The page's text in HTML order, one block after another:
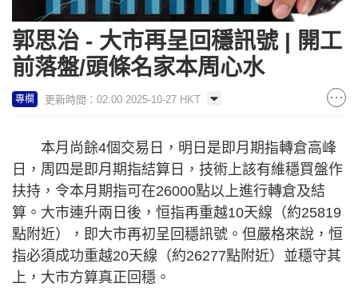
郭思治 - 大市再呈回穩訊號 | 開工
前落盤/頭條名家本周心水
專欄 更新時間：02:00 2025-10-27 HKT
本月尚餘4個交易日，明日是即月期指轉倉高峰
日，周四是即月期指結算日，技術上該有維穩買盤作
扶持，令本月期指可在26000點以上進行轉倉及結
算。大市連升兩日後，恒指再重越10天線（約25819
點附近），即大市再初呈回穩訊號。但嚴格來說，恒
指必須成功重越20天線（約26277點附近）並穩守其
上，大市方算真正回穩。